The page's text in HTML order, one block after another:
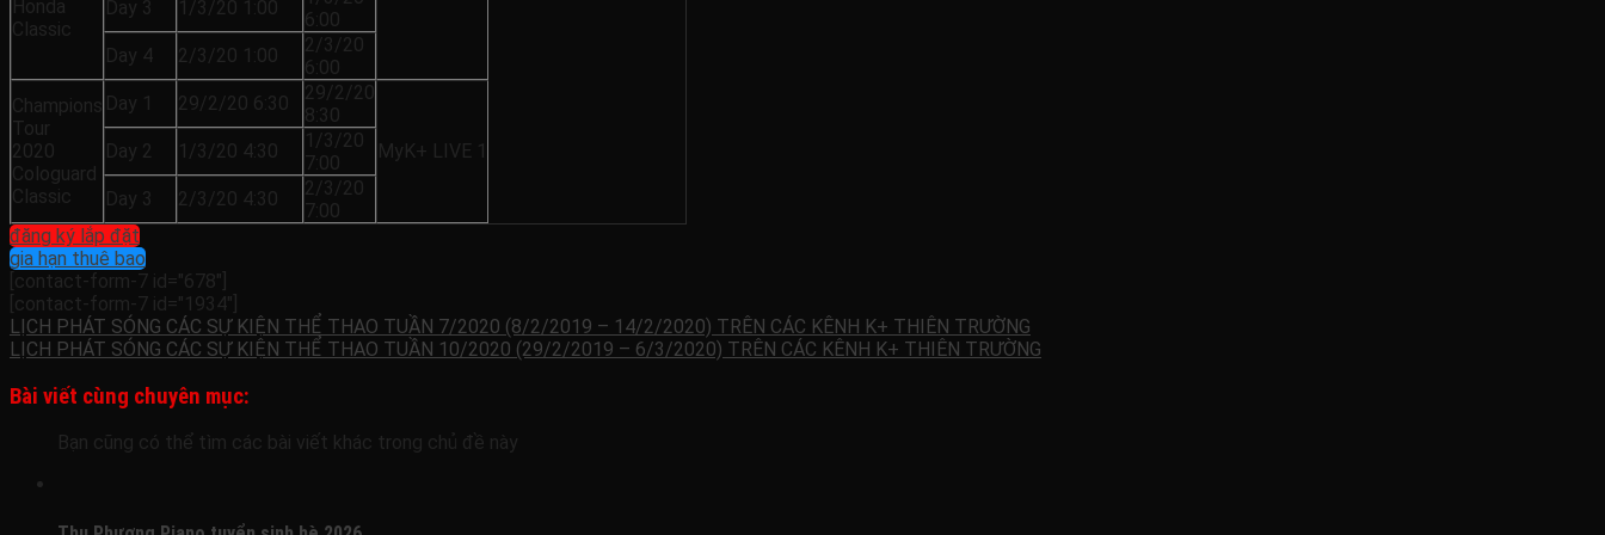
Honda
Classic
Day 3
1/3/20 1:00
6:00
Day 4
2/3/20 1:00
2/3/20
6:00
Champions
Tour
2020
Cologuard
Classic
Day 1 29/2/20 6:30
29/2/20
8:30
MyK+ LIVE 1
Day 2 1/3/20 4:30
1/3/20
7:00
Day 3
2/3/20 4:30
2/3/20
7:00
đăng ký lắp đặt
gia hạn thuê bao
[contact-form-7 id="678"]
[contact-form-7 id="1934"]
LỊCH PHÁT SÓNG CÁC SỰ KIỆN THỂ THAO TUẦN 7/2020 (8/2/2019 – 14/2/2020) TRÊN CÁC KÊNH K+ THIÊN TRƯỜNG
LỊCH PHÁT SÓNG CÁC SỰ KIỆN THỂ THAO TUẦN 10/2020 (29/2/2019 – 6/3/2020) TRÊN CÁC KÊNH K+ THIÊN TRƯỜNG
Bài viết cùng chuyên mục:
Bạn cũng có thể tìm các bài viết khác trong chủ đề này